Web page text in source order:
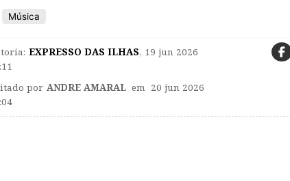
Música
EXPRESSO DAS ILHAS, 19 jun 2026
por ANDRE AMARAL em 20 jun 2026